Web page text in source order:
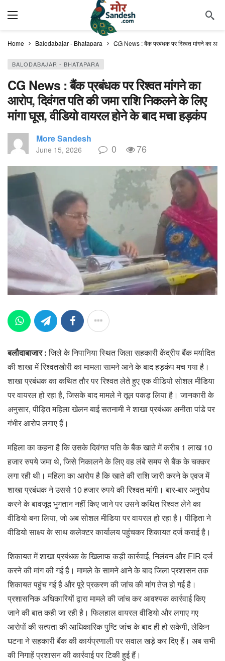
Home Balodabajar - Bhatapara CG News : बैंक प्रबंधक पर रिश्वत मांगने का
BALODABAJAR - BHATAPARA
CG News : बैंक प्रबंधक पर रिश्वत मांगने का
आरोप, दिवंगत पति की जमा राशि निकलने के लिए
मांगा घूस, वीडियो वायरल होने के बाद मचा हड़कंप
More Sandesh
June 15, 2026 0 76
बलौदाबाजार :जिले के निपानिया स्थित जिला सहकारी केंद्रीय बैंक मर्यादित
की शाखा में रिश्वतखोरी का मामला सामने आने के बाद हड़कंप मच गया है।
शाखा प्रबंधक का कथित तौर पर रिश्वत लेते हुए एक वीडियो सोशल मीडिया
पर वायरल हो रहा है, जिसके बाद मामले ने तूल पकड़ लिया है। जानकारी के
अनुसार, पीड़ित महिला खेलन बाई सतनामी ने शाखा प्रबंधक अनीता पांडे पर
गंभीर आरोप लगाए हैं।
महिला का कहना है कि उसके दिवंगत पति के बैंक खाते में करीब 1 लाख 10
हजार रुपये जमा थे, जिसे निकालने के लिए वह लंबे समय से बैंक के चक्कर
लगा रही थी। महिला का आरोप है कि खाते की राशि जारी करने के एवज में
शाखा प्रबंधक ने उससे 10 हजार रुपये की रिश्वत मांगी। बार-बार अनुरोध
करने के बावजूद भुगतान नहीं किए जाने पर उसने कथित रिश्वत लेने का
वीडियो बना लिया, जो अब सोशल मीडिया पर वायरल हो रहा है। पीड़िता ने
वीडियो साक्ष्य के साथ कलेक्टर कार्यालय पहुंचकर शिकायत दर्ज कराई है।
शिकायत में शाखा प्रबंधक के खिलाफ कड़ी कार्रवाई, निलंबन और FIR दर्ज
करने की मांग की गई है। मामले के सामने आने के बाद जिला प्रशासन तक
शिकायत पहुंच गई है और पूरे प्रकरण की जांच की मांग तेज हो गई है।
प्रशासनिक अधिकारियों द्वारा मामले की जांच कर आवश्यक कार्रवाई किए
जाने की बात कही जा रही है। फिलहाल वायरल वीडियो और लगाए गए
आरोपों की सत्यता की आधिकारिक पुष्टि जांच के बाद ही हो सकेगी, लेकिन
घटना ने सहकारी बैंक की कार्यप्रणाली पर सवाल खड़े कर दिए हैं। अब सभी
की निगाहें प्रशासन की कार्रवाई पर टिकी हुई हैं।